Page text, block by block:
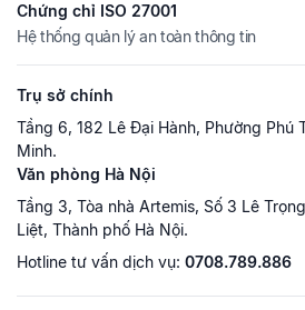
Chứng chỉ ISO 27001
Hệ thống quản lý an toàn thông tin
Trụ sở chính
Tầng 6, 182 Lê Đại Hành, Phường Phú
Minh.
Văn phòng Hà Nội
Tầng 3, Tòa nhà Artemis, Số 3 Lê
Liệt, Thành phố Hà Nội.
Hotline tư vấn dịch vụ: 0708.789.886